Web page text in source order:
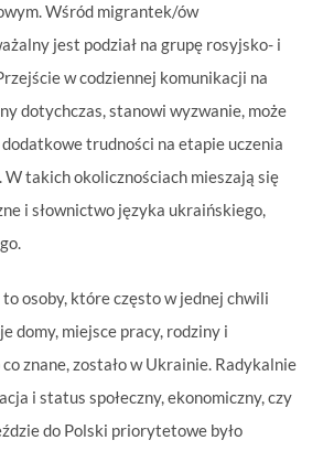
Wśród migrantek/ów
jest podział na grupę rosyjsko- i
w codziennej komunikacji na
dotychczas, stanowi wyzwanie, może
trudności na etapie uczenia
W takich okolicznościach mieszają się
i słownictwo języka ukraińskiego,
osoby, które często w jednej chwili
domy, miejsce pracy, rodziny i
znane, zostało w Ukrainie. Radykalnie
i status społeczny, ekonomiczny, czy
do Polski priorytetowe było